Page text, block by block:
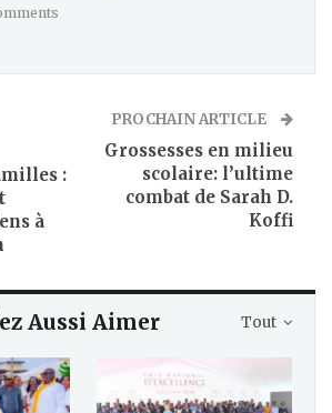
:
à
PROCHAIN ARTICLE
Grossesses en milieu
scolaire: l’ultime
combat de Sarah D.
Koffi
Tout
Aussi Aimer